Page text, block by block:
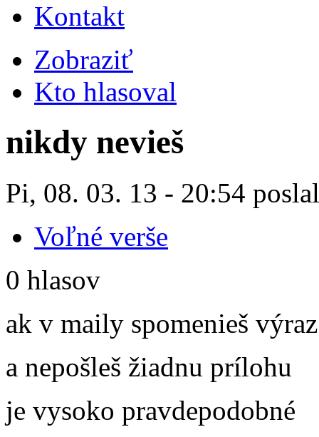
Kontakt
Zobraziť
Kto hlasoval
nikdy nevieš
Pi, 08. 03. 13 - 20:54
Voľné verše
0 hlasov
ak v maily spomenieš
a nepošleš žiadnu prílohu
je vysoko pravdepodobné